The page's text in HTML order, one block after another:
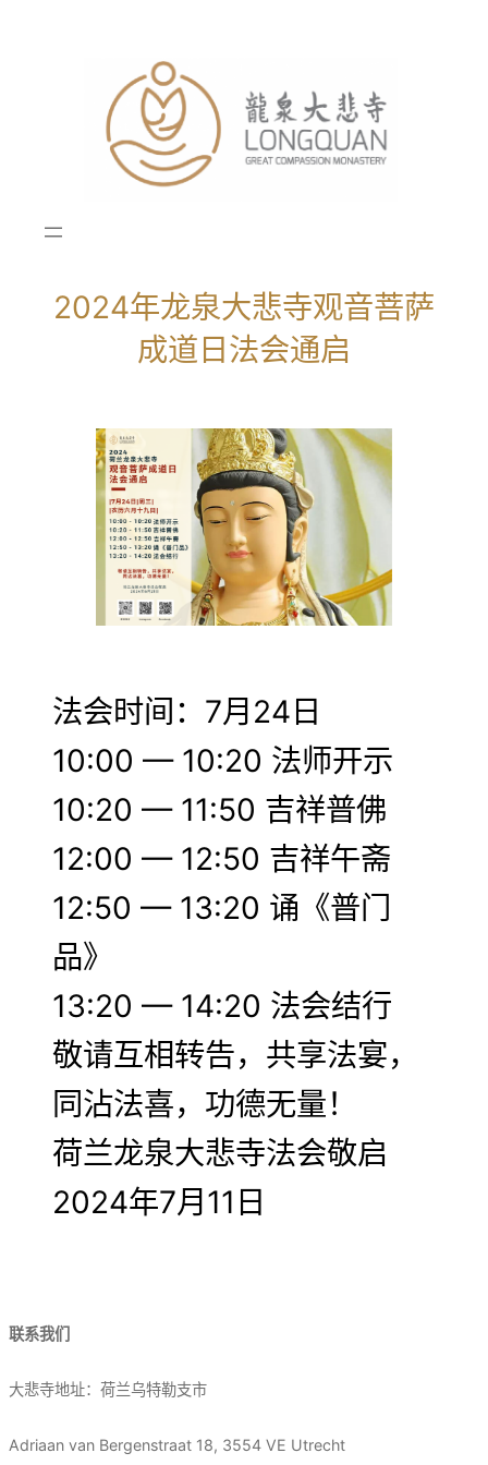
2024年龙泉大悲寺观音菩萨
成道日法会通启
法会时间：7月24日
10:00 — 10:20 法师开示
10:20 — 11:50 吉祥普佛
12:00 — 12:50 吉祥午斋
12:50 — 13:20 诵《普门
品》
13:20 — 14:20 法会结行
敬请互相转告，共享法宴，
同沾法喜，功德无量！
荷兰龙泉大悲寺法会敬启
2024年7月11日
联系我们
大悲寺地址：荷兰乌特勒支市
Adriaan van Bergenstraat 18, 3554 VE Utrecht